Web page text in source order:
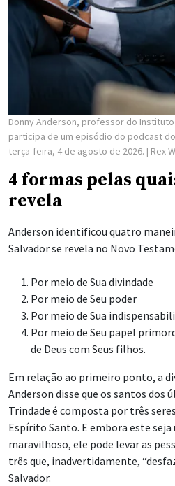
Donny Anderson, professor do
participa de um episódio do podcast
terça-feira, 4 de agosto de 2026. | Rex
4 formas pelas
revela
Anderson identificou quatro
Salvador se revela no Novo
Por meio de Sua divindade
Por meio de Seu poder
Por meio de Sua
Por meio de Seu papel
de Deus com Seus filhos.
Em relação ao primeiro ponto, a
Anderson disse que os santos dos
Trindade é composta por três
Espírito Santo. E embora este
maravilhoso, ele pode levar as
três que, inadvertidamente,
Salvador.